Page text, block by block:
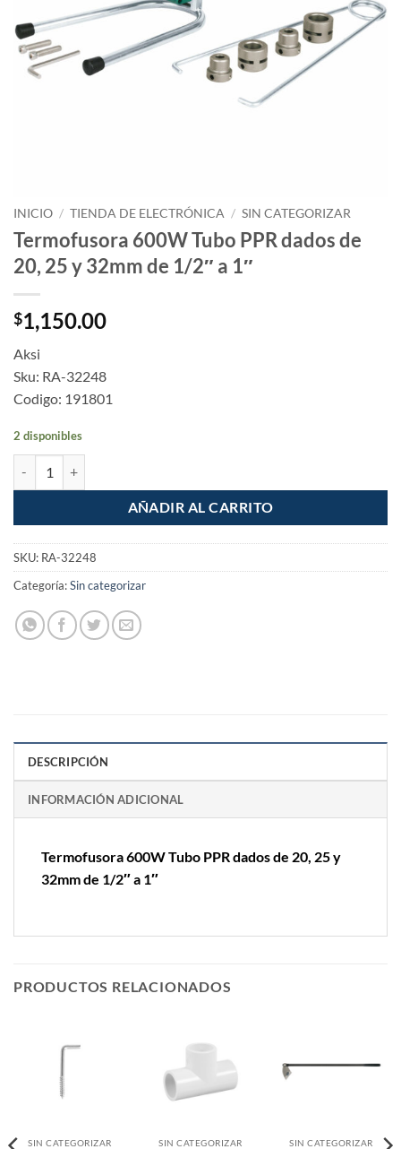
INICIO / TIENDA DE ELECTRÓNICA / SIN CATEGORIZAR
Termofusora 600W Tubo PPR dados de
20, 25 y 32mm de 1/2″ a 1″
$1,150.00
Aksi
Sku: RA-32248
Codigo: 191801
2 disponibles
AÑADIR AL CARRITO
SKU: RA-32248
Categoría:Sin categorizar
DESCRIPCIÓN
INFORMACIÓN ADICIONAL
Termofusora 600W Tubo PPR dados de 20, 25 y
32mm de 1/2″ a 1″
PRODUCTOS RELACIONADOS
SIN CATEGORIZAR SIN CATEGORIZAR SIN CATEGORIZAR